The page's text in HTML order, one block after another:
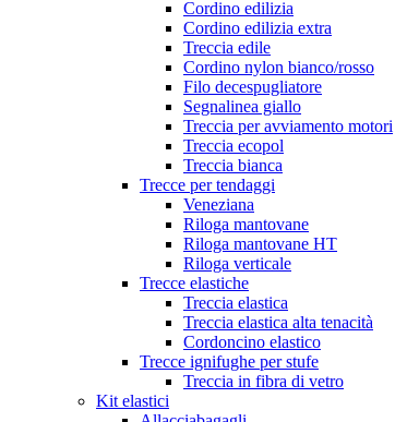
Cordino edilizia
Cordino edilizia extra
Treccia edile
Cordino nylon bianco/rosso
Filo decespugliatore
Segnalinea giallo
Treccia per avviamento motori
Treccia ecopol
Treccia bianca
Trecce per tendaggi
Veneziana
Riloga mantovane
Riloga mantovane HT
Riloga verticale
Trecce elastiche
Treccia elastica
Treccia elastica alta tenacità
Cordoncino elastico
Trecce ignifughe per stufe
Treccia in fibra di vetro
Kit elastici